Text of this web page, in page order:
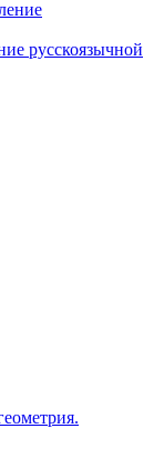
русскоязычной